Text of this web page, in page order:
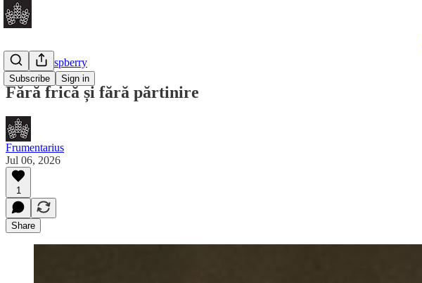
Subscribe Sign in
Golden Raspberry
Fără frică și fără părtinire
Frumentarius
Jul 06, 2026
1
Share